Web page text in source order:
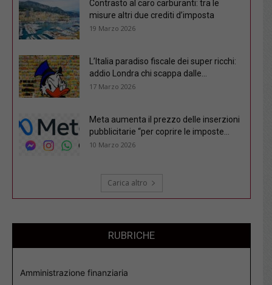
Contrasto al caro carburanti: tra le
misure altri due crediti d’imposta
19 Marzo 2026
L’Italia paradiso fiscale dei super ricchi:
addio Londra chi scappa dalle...
17 Marzo 2026
Meta aumenta il prezzo delle inserzioni
pubblicitarie “per coprire le imposte...
10 Marzo 2026
Carica altro
RUBRICHE
Amministrazione finanziaria